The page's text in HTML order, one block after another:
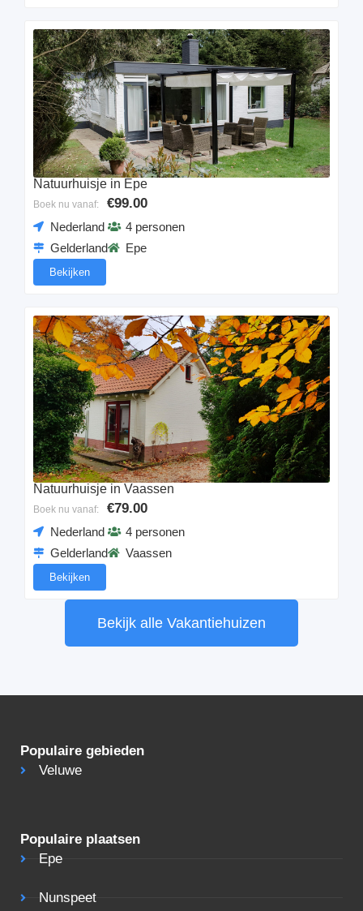
Natuurhuisje in Epe
Boek nu vanaf: €99.00
Nederland
Gelderland
4 personen
Epe
Bekijken
Natuurhuisje in Vaassen
Boek nu vanaf: €79.00
Nederland
Gelderland
4 personen
Vaassen
Bekijken
Bekijk alle Vakantiehuizen
Populaire gebieden
Veluwe
Populaire plaatsen
Epe
Nunspeet